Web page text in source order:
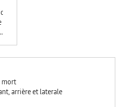
mort
arrière et laterale